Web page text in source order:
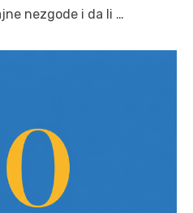
nezgode i da li …